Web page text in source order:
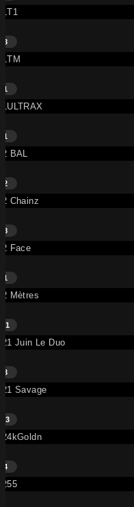
1T1
3
1TM
1
1ULTRAX
1
2 BAL
2
2 Chainz
8
2 Face
1
2 Mètres
21
21 Juin Le Duo
3
21 Savage
63
24kGoldn
4
255